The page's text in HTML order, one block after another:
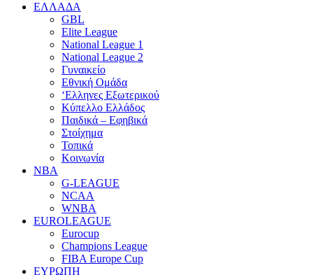
EΛΛΑΔΑ
GBL
Elite League
National League 1
National League 2
Γυναικείο
Εθνική Ομάδα
‘Ελληνες Εξωτερικού
Κύπελλο Ελλάδος
Παιδικά – Εφηβικά
Στοίχημα
Τοπικά
Κοινωνία
NBA
G-LEAGUE
NCAA
WNBA
ΕUROLEAGUE
Eurocup
Champions League
FIBA Europe Cup
ΕΥΡΩΠΗ